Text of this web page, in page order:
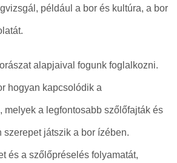
például a bor és kultúra, a bor
alapjaival fogunk foglalkozni.
hogyan kapcsolódik a
melyek a legfontosabb szőlőfajták és
szerepet játszik a bor ízében.
és a szőlőpréselés folyamatát,